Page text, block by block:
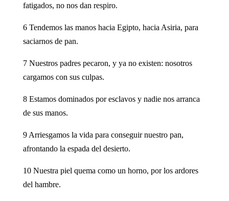
fatigados, no nos dan respiro.
6 Tendemos las manos hacia Egipto, hacia Asiria, para
saciarnos de pan.
7 Nuestros padres pecaron, y ya no existen: nosotros
cargamos con sus culpas.
8 Estamos dominados por esclavos y nadie nos arranca
de sus manos.
9 Arriesgamos la vida para conseguir nuestro pan,
afrontando la espada del desierto.
10 Nuestra piel quema como un horno, por los ardores
del hambre.